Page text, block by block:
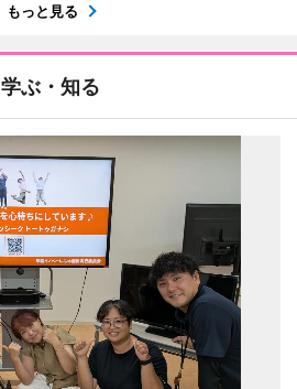
もっと見る
学ぶ・知る